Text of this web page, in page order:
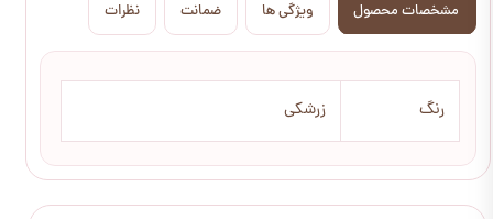
مشخصات محصول ویژگی ها ضمانت نظرات
رنگ زرشکی